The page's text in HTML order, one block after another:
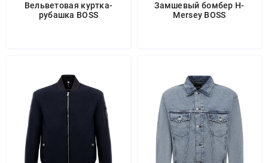
Вельветовая куртка-
рубашка BOSS
Замшевый бомбер H-
Mersey BOSS